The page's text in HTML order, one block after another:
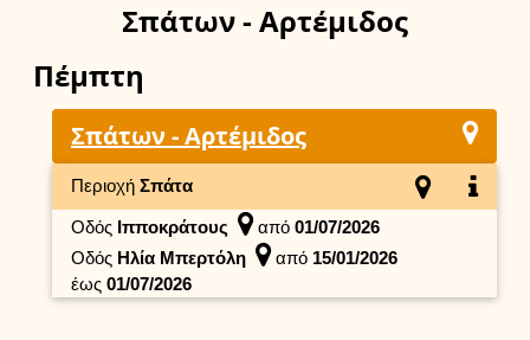
Σπάτων - Αρτέμιδος
Πέμπτη
Σπάτων - Αρτέμιδος
Περιοχή Σπάτα
Οδός Ιπποκράτους από 01/07/2026
Οδός Ηλία Μπερτόλη από 15/01/2026
έως 01/07/2026